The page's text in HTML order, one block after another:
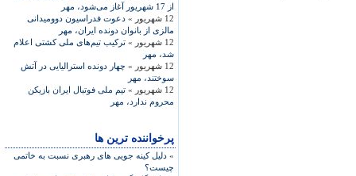
از 17 شهریور آغاز می‌شود، مهر
12 شهریور »
دعوت فدراسیون دوومیدانی
مالزی از بانوان دونده ایران، مهر
12 شهریور »
ترکیب تیم‌های ملی کشتی اعلام
شد، مهر
12 شهریور »
چهار دونده استرالیایی در آتش
سوختند، مهر
12 شهریور »
تیم ملی فوتبال ایران بازیکن
محروم ندارد، مهر
پرخواننده ترین ها
» دلیل کینه جویی های رهبری نسبت به خاتمی
چیست؟